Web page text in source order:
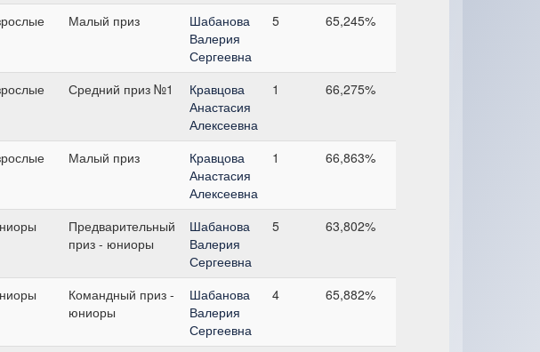
Малый приз
Шабанова
Валерия
Сергеевна
5 65,245%
Средний приз №1
Кравцова
Анастасия
Алексеевна
1 66,275%
Малый приз
Кравцова
Анастасия
Алексеевна
1 66,863%
Предварительный
приз - юниоры
Шабанова
Валерия
Сергеевна
5 63,802%
Командный приз -
юниоры
Шабанова
Валерия
Сергеевна
4 65,882%